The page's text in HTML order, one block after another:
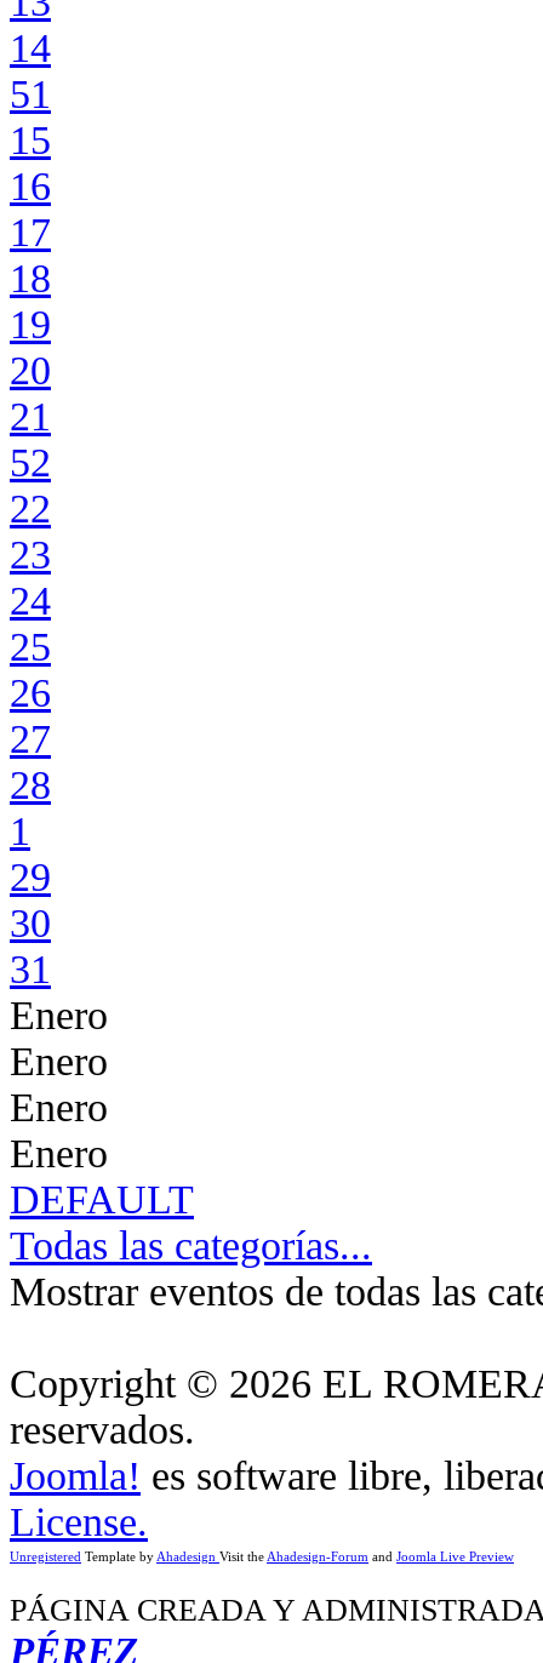
14
51
15
16
17
18
19
20
21
52
22
23
24
25
26
27
28
1
29
30
31
Enero
Enero
Enero
Enero
DEFAULT
Todas las categorías...
Mostrar eventos de todas las
Copyright © 2026 EL
reservados.
Joomla! es software libre,
License.
Unregistered Template by Ahadesign Visit the Ahadesign-Forum and Joomla Live Preview
PÁGINA CREADA Y
PÉREZ